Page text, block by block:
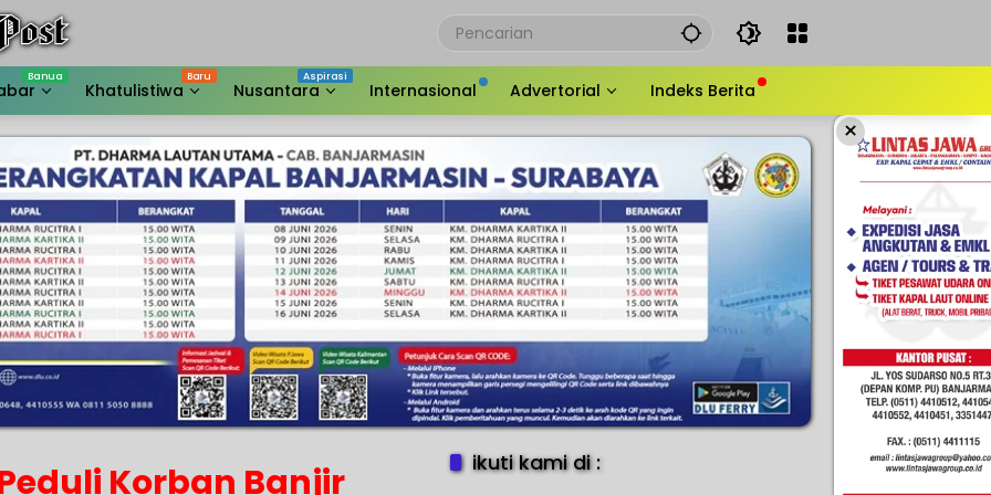
Khatulistiwa Nusantara Internasional Advertorial Indeks Berita
×
Korban Banjir ikuti kami di :